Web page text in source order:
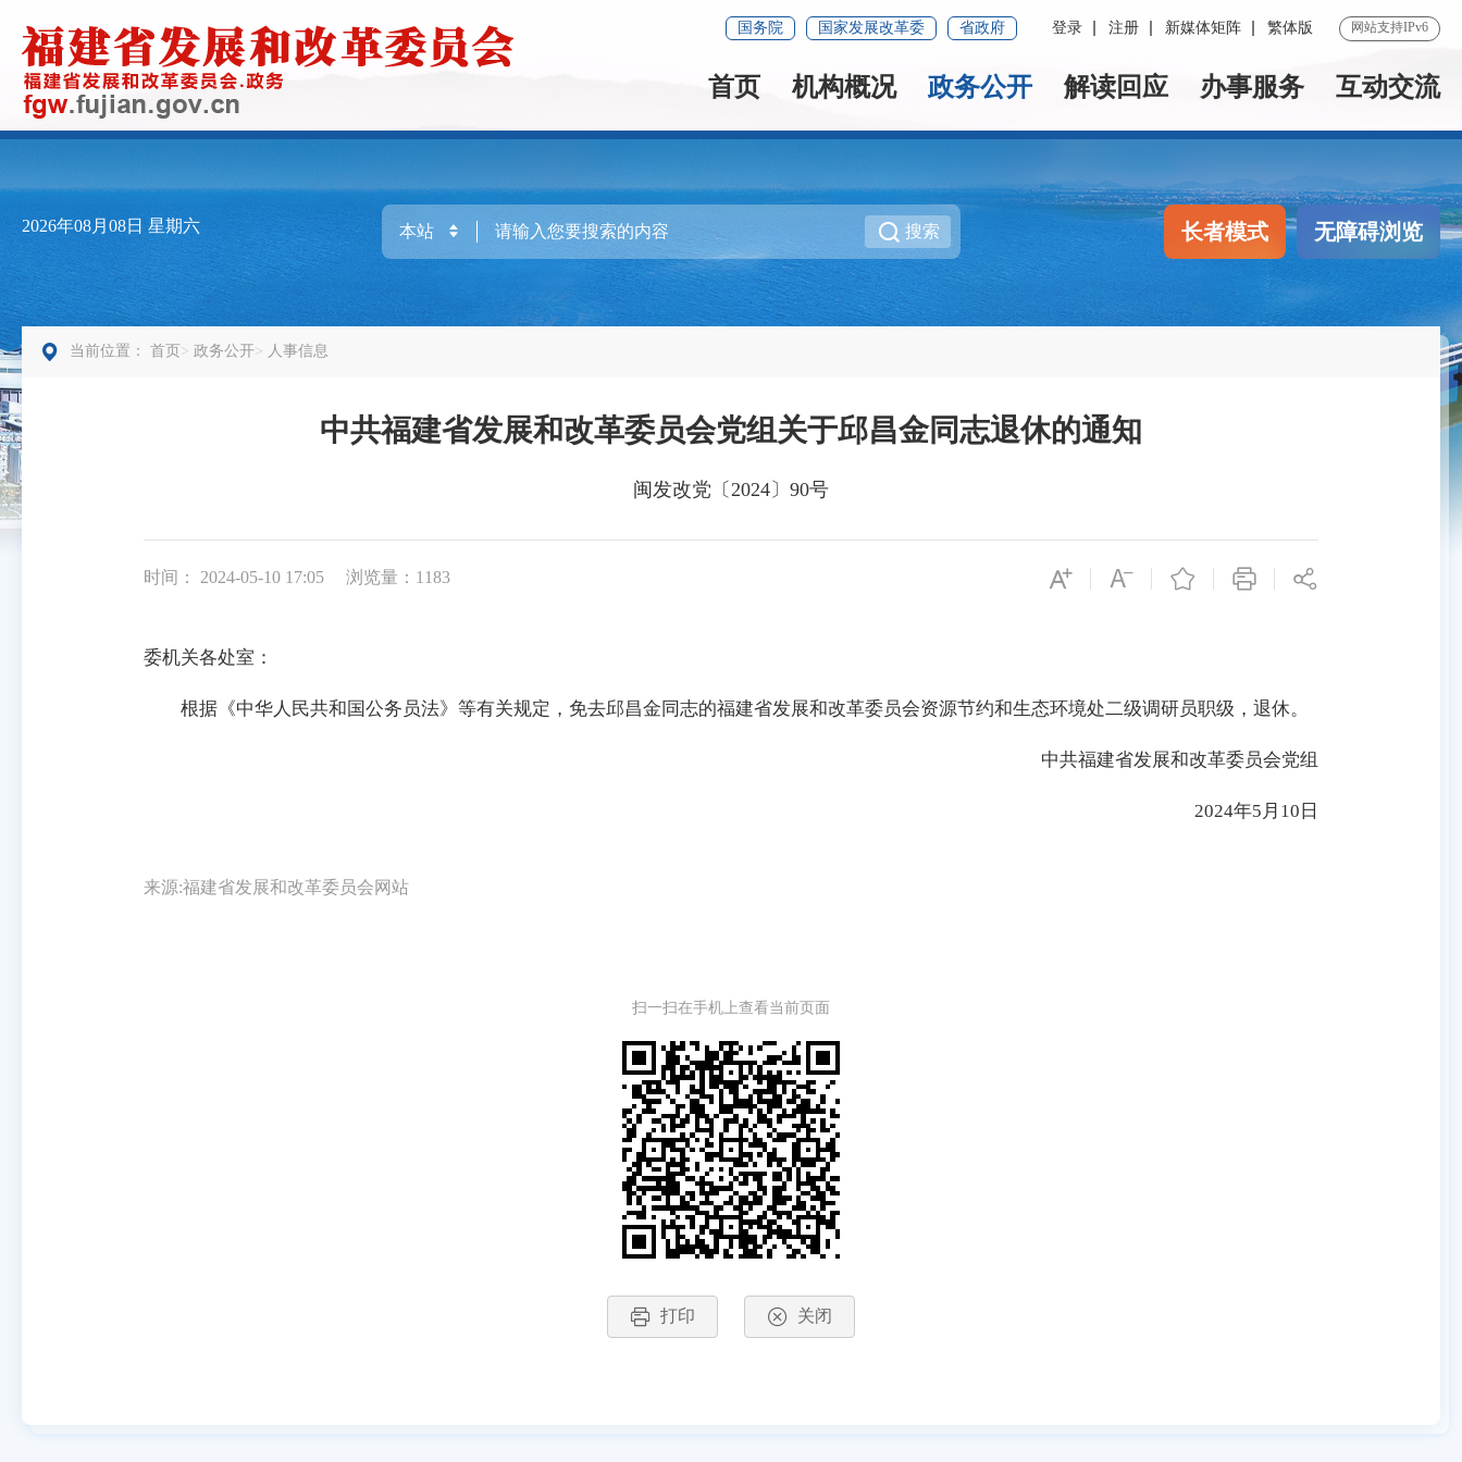
国务院 国家发展改革委 省政府 登录 注册 新媒体矩阵 繁体版 网站支持IPv6
首页 机构概况 政务公开 解读回应 办事服务 互动交流
2026年08月08日 星期六 搜索 长者模式 无障碍浏览
当前位置： 首页 政务公开 人事信息
中共福建省发展和改革委员会党组关于邱昌金同志退休的通知
闽发改党〔2024〕90号
时间： 2024-05-10 17:05 浏览量：1183
委机关各处室：
根据《中华人民共和国公务员法》等有关规定，免去邱昌金同志的福建省发展和改革委员会资源节约和生态环境处二级调研员职级，退休。
中共福建省发展和改革委员会党组
2024年5月10日
来源:福建省发展和改革委员会网站
扫一扫在手机上查看当前页面
打印 关闭